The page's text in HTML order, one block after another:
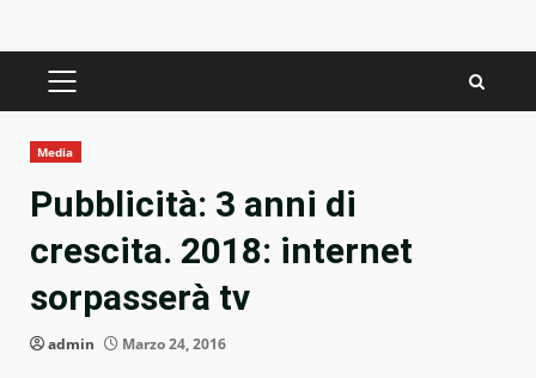
PRIMARY
Media
Pubblicità: 3 anni di
crescita. 2018: internet
sorpasserà tv
admin Marzo 24, 2016